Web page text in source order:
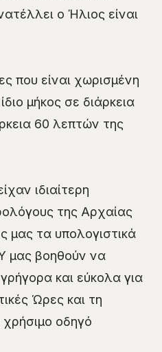
ο Ήλιος είναι
που είναι χωρισμένη
μήκος σε διάρκεια
60 λεπτών της
ιδιαίτερη
της Αρχαίας
μας τα υπολογιστικά
μας βοηθούν να
και εύκολα για
Ώρες και τη
οδηγό